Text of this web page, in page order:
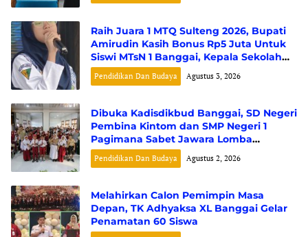
Raih Juara 1 MTQ Sulteng 2026, Bupati
Amirudin Kasih Bonus Rp5 Juta Untuk
Siswi MTsN 1 Banggai, Kepala Sekolah
Dapat Umrah
Pendidikan Dan Budaya Agustus 3, 2026
Dibuka Kadisdikbud Banggai, SD Negeri
Pembina Kintom dan SMP Negeri 1
Pagimana Sabet Jawara Lomba
Rangking 1 Tingkat Kabupaten
Pendidikan Dan Budaya Agustus 2, 2026
Melahirkan Calon Pemimpin Masa
Depan, TK Adhyaksa XL Banggai Gelar
Penamatan 60 Siswa